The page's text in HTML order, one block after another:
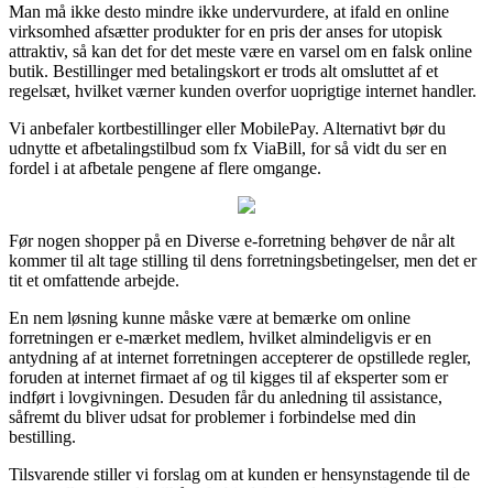
Man må ikke desto mindre ikke undervurdere, at ifald en online
virksomhed afsætter produkter for en pris der anses for utopisk
attraktiv, så kan det for det meste være en varsel om en falsk online
butik. Bestillinger med betalingskort er trods alt omsluttet af et
regelsæt, hvilket værner kunden overfor uoprigtige internet handler.
Vi anbefaler kortbestillinger eller MobilePay. Alternativt bør du
udnytte et afbetalingstilbud som fx ViaBill, for så vidt du ser en
fordel i at afbetale pengene af flere omgange.
Før nogen shopper på en Diverse e-forretning behøver de når alt
kommer til alt tage stilling til dens forretningsbetingelser, men det er
tit et omfattende arbejde.
En nem løsning kunne måske være at bemærke om online
forretningen er e-mærket medlem, hvilket almindeligvis er en
antydning af at internet forretningen accepterer de opstillede regler,
foruden at internet firmaet af og til kigges til af eksperter som er
indført i lovgivningen. Desuden får du anledning til assistance,
såfremt du bliver udsat for problemer i forbindelse med din
bestilling.
Tilsvarende stiller vi forslag om at kunden er hensynstagende til de